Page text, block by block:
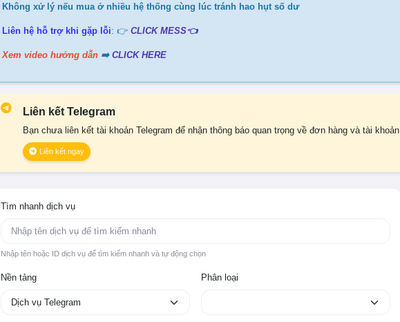
Không xử lý nếu mua ở nhiều hệ thống cùng lúc tránh hao hụt số dư
Liên hệ hỗ trợ khi gặp lỗi: 👉 CLICK MESS👈
Xem video hướng dẫn ➡️ CLICK HERE
Liên kết Telegram
Bạn chưa liên kết tài khoản Telegram để nhận thông báo quan trọng về đơn hàng và tài khoản.
Liên kết ngay
Tìm nhanh dịch vụ
Nhập tên hoặc ID dịch vụ để tìm kiếm nhanh và tự động chọn
Nền tảng Phân loại